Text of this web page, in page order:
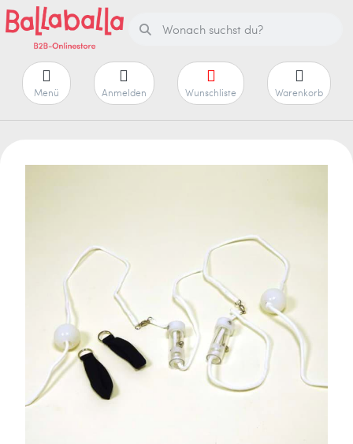
Menü Anmelden Wunschliste Warenkorb